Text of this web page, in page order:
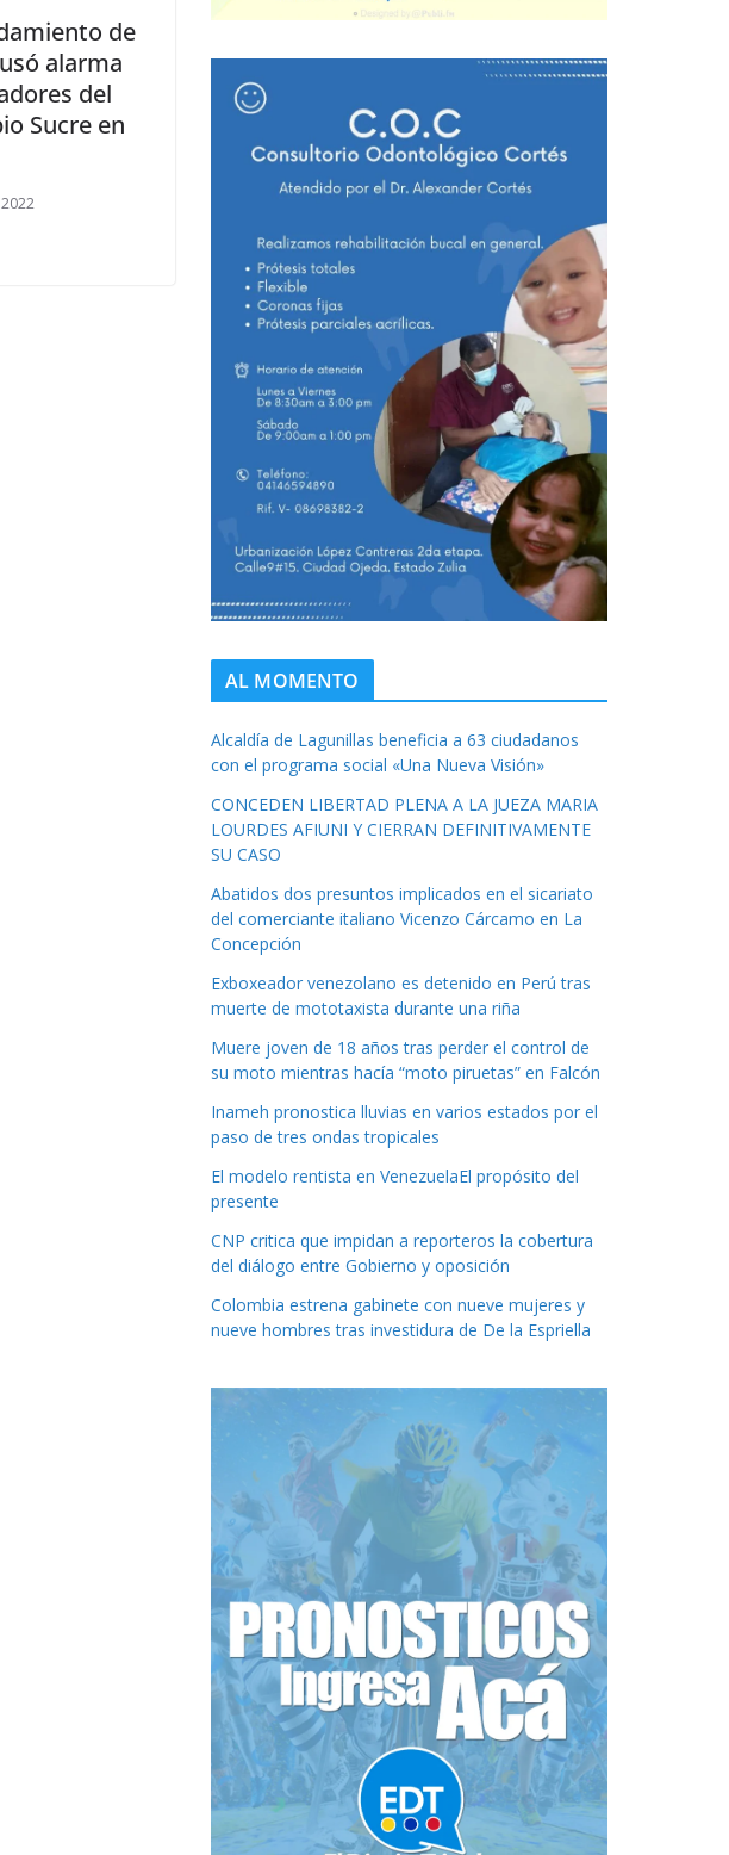
de
alarma
del
Sucre en
AL MOMENTO
Alcaldía de Lagunillas beneficia a 63 ciudadanos
con el programa social «Una Nueva Visión»
CONCEDEN LIBERTAD PLENA A LA JUEZA MARIA
LOURDES AFIUNI Y CIERRAN DEFINITIVAMENTE
SU CASO
Abatidos dos presuntos implicados en el sicariato
del comerciante italiano Vicenzo Cárcamo en La
Concepción
Exboxeador venezolano es detenido en Perú tras
muerte de mototaxista durante una riña
Muere joven de 18 años tras perder el control de
su moto mientras hacía “moto piruetas” en Falcón
Inameh pronostica lluvias en varios estados por el
paso de tres ondas tropicales
El modelo rentista en VenezuelaEl propósito del
presente
CNP critica que impidan a reporteros la cobertura
del diálogo entre Gobierno y oposición
Colombia estrena gabinete con nueve mujeres y
nueve hombres tras investidura de De la Espriella